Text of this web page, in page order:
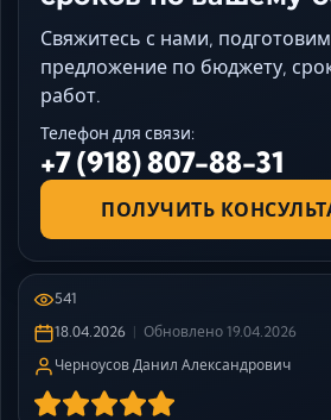
Свяжитесь с нами, подготовим
предложение по бюджету,
работ.
Телефон для связи:
+7 (918) 807-88-31
ПОЛУЧИТЬ
541
18.04.2026
Обновлено 19.04.2026
Черноусов Данил Александрович